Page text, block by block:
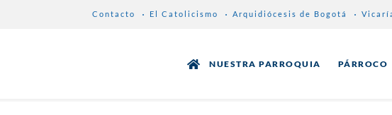
Contacto El Catolicismo Arquidiócesis de Bogotá
NUESTRA PARROQUIA PÁRROCO